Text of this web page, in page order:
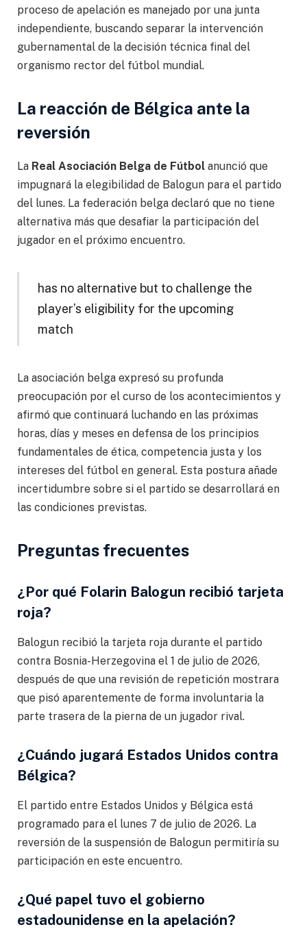
proceso de apelación es manejado por una junta
independiente, buscando separar la intervención
gubernamental de la decisión técnica final del
organismo rector del fútbol mundial.
La reacción de Bélgica ante la
reversión
La Real Asociación Belga de Fútbol anunció que
impugnará la elegibilidad de Balogun para el partido
del lunes. La federación belga declaró que no tiene
alternativa más que desafiar la participación del
jugador en el próximo encuentro.
has no alternative but to challenge the
player’s eligibility for the upcoming
match
La asociación belga expresó su profunda
preocupación por el curso de los acontecimientos y
afirmó que continuará luchando en las próximas
horas, días y meses en defensa de los principios
fundamentales de ética, competencia justa y los
intereses del fútbol en general. Esta postura añade
incertidumbre sobre si el partido se desarrollará en
las condiciones previstas.
Preguntas frecuentes
¿Por qué Folarin Balogun recibió tarjeta
roja?
Balogun recibió la tarjeta roja durante el partido
contra Bosnia-Herzegovina el 1 de julio de 2026,
después de que una revisión de repetición mostrara
que pisó aparentemente de forma involuntaria la
parte trasera de la pierna de un jugador rival.
¿Cuándo jugará Estados Unidos contra
Bélgica?
El partido entre Estados Unidos y Bélgica está
programado para el lunes 7 de julio de 2026. La
reversión de la suspensión de Balogun permitiría su
participación en este encuentro.
¿Qué papel tuvo el gobierno
estadounidense en la apelación?